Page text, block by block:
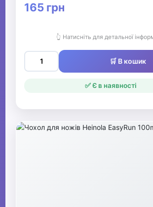
165 грн
👆 Натисніть для детальної
🛒 В кошик
✅ Є в наявності